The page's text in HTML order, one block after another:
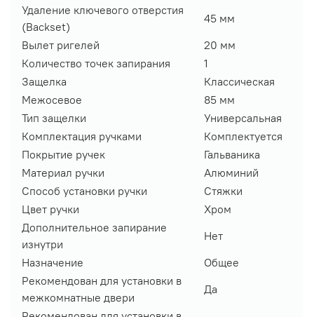
Удаление ключевого отверстия
(Backset)
45 мм
Вылет ригелей
20 мм
Количество точек запирания
1
Защелка
Классическая
Межосевое
85 мм
Тип защелки
Универсальная
Комплектация ручками
Комплектуется
Покрытие ручек
Гальваника
Материал ручки
Алюминий
Способ установки ручки
Стяжки
Цвет ручки
Хром
Дополнительное запирание
изнутри
Нет
Назначение
Общее
Рекомендован для установки в
межкомнатные двери
Да